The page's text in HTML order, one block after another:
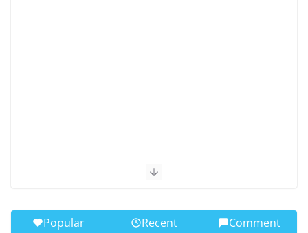
Popular Recent Comment